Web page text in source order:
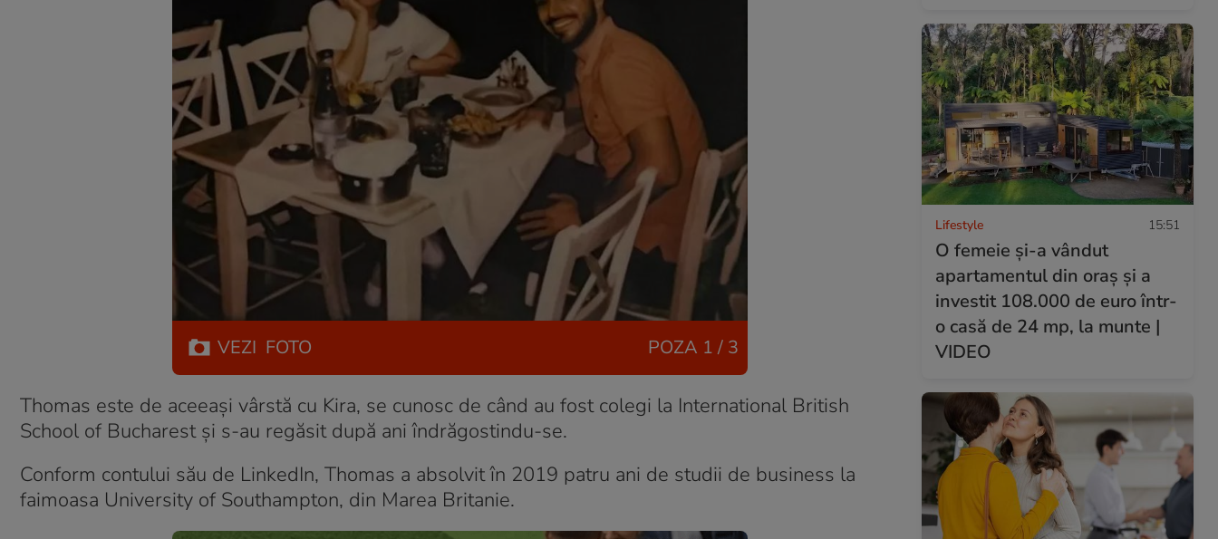
VEZI FOTO POZA 1 / 3
Thomas este de aceeași vârstă cu Kira, se cunosc de când au fost colegi la International British
School of Bucharest și s-au regăsit după ani îndrăgostindu-se.
Conform contului său de LinkedIn, Thomas a absolvit în 2019 patru ani de studii de business la
faimoasa University of Southampton, din Marea Britanie.
Lifestyle 15:51
O femeie și-a vândut
apartamentul din oraș și a
investit 108.000 de euro într-
o casă de 24 mp, la munte |
VIDEO